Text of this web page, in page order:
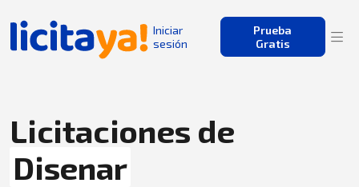
Iniciar
sesión
Prueba
Gratis
Licitaciones de
Disenar